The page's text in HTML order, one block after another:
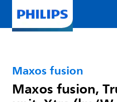
Maxos fusion
Maxos fusion,